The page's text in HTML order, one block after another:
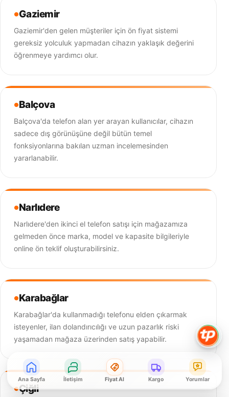
Gaziemir
Gaziemir'den gelen müşteriler için ön fiyat sistemi
gereksiz yolculuk yapmadan cihazın yaklaşık değerini
öğrenmeye yardımcı olur.
Balçova
Balçova'da telefon alan yer arayan kullanıcılar, cihazın
sadece dış görünüşüne değil bütün temel
fonksiyonlarına bakılan uzman incelemesinden
yararlanabilir.
Narlıdere
Narlıdere'den ikinci el telefon satışı için mağazamıza
gelmeden önce marka, model ve kapasite bilgileriyle
online ön teklif oluşturabilirsiniz.
Karabağlar
Karabağlar'da kullanmadığı telefonu elden çıkarmak
isteyenler, ilan dolandırıcılığı ve uzun pazarlık riski
yaşamadan mağaza üzerinden satış yapabilir.
Çiğli
Ana Sayfa İletişim Fiyat Al Kargo Yorumlar